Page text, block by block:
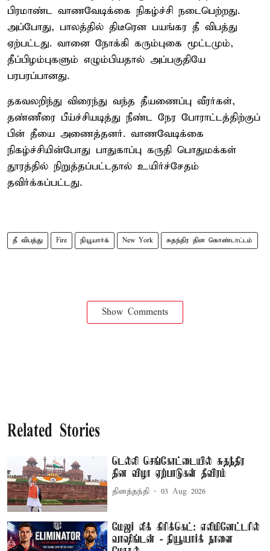
பிரமாண்ட வாணவேடிக்கை நிகழ்ச்சி நடைபெற்றது.
அப்போது, பாலத்தில் திடீரென பயங்கர தீ விபத்து
ஏற்பட்டது. வானை நோக்கி கரும்புகை மூட்டமும்,
தீப்பிழம்புகளும் எழும்பியதால் அப்பகுதியே
பரபரப்பானது.
தகவலறிந்து விரைந்து வந்த தீயணைப்பு வீரர்கள்,
தண்ணீரை பீய்ச்சியடித்து நீண்ட நேர போராட்டத்திற்குப்
பின் தீயை அணைத்தனர். வாணவேடிக்கை
நிகழ்ச்சியின்போது பாதுகாப்பு கருதி பொதுமக்கள்
தூரத்தில் நிறுத்தப்பட்டதால் உயிர்ச்சேதம்
தவிர்க்கப்பட்டது.
தீ விபத்து Fire நியூயார்க் New York சுதந்திர தின கொண்டாட்டம்
Show Comments
Related Stories
டெல்லி செங்கோட்டையில் சுதந்திர
தின விழா ஏற்பாடுகள் தீவிரம்
தினத்தந்தி 03 Aug 2026
மேஜர் லீக் கிரிக்கெட்: எலிமினேட்டரில்
வாஷிங்டன் - நியூயார்க் நாளை